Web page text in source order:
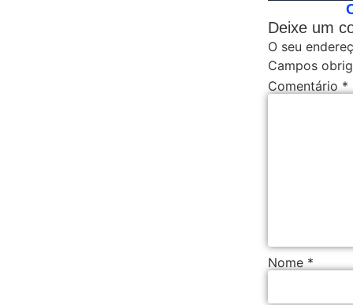
Deixe um
O seu
Campos
Comentário *
Nome *